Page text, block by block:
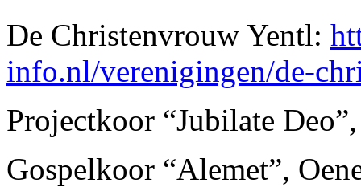
De Christenvrouw Yentl:
info.nl/verenigingen/de-
Projectkoor “Jubilate
Gospelkoor “Alemet”,